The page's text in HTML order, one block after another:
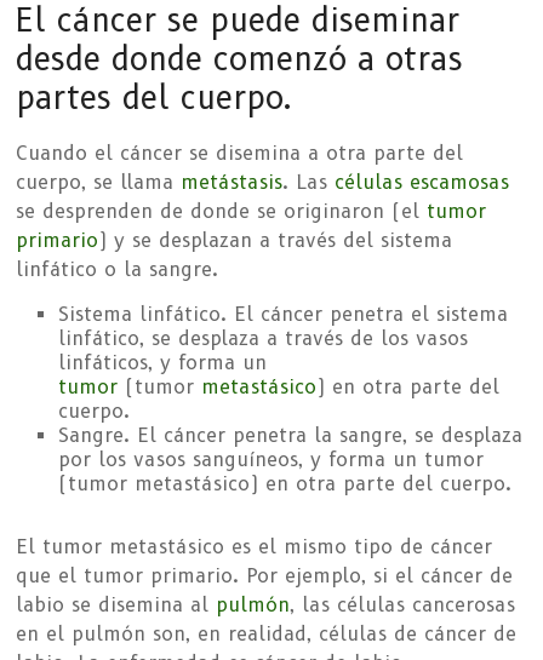
El cáncer se puede diseminar
desde donde comenzó a otras
partes del cuerpo.
Cuando el cáncer se disemina a otra parte del
cuerpo, se llama metástasis. Las células escamosas
se desprenden de donde se originaron (el tumor
primario) y se desplazan a través del sistema
linfático o la sangre.
Sistema linfático. El cáncer penetra el sistema
linfático, se desplaza a través de los vasos
linfáticos, y forma un
tumor (tumor metastásico) en otra parte del
cuerpo.
Sangre. El cáncer penetra la sangre, se desplaza
por los vasos sanguíneos, y forma un tumor
(tumor metastásico) en otra parte del cuerpo.
El tumor metastásico es el mismo tipo de cáncer
que el tumor primario. Por ejemplo, si el cáncer de
labio se disemina al pulmón, las células cancerosas
en el pulmón son, en realidad, células de cáncer de